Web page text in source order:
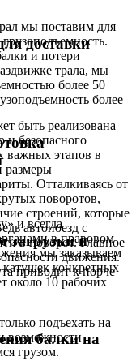
мы поставим для
и потери
трала, мы
более 50
более
доставки
быть реализована
и безопасного
важных этапов в
размеры
Отталкиваясь от
поворотов,
строений, которые
автопоезд с
в поворот. Главное
движения.
приводит к порче
и всегда
в правовом
мы заказываем
катушек конкретных
около 10 рабочих
загрузки и
подъехать на
возможности
грузом.
балки на